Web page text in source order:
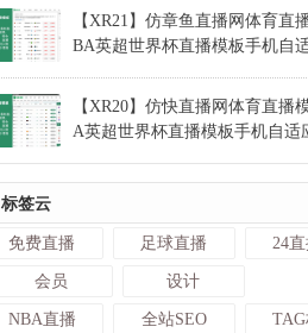
【XR21】仿章鱼直播网体育直
BA英超世界杯直播模板手机自
【XR20】仿快直播网体育直播
A英超世界杯直播模板手机自适
标签云
免费直播 足球直播 24
会员 设计
NBA直播 全站SEO